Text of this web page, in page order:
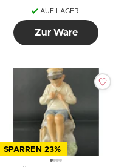
AUF LAGER
Zur Ware
SPARREN 23%